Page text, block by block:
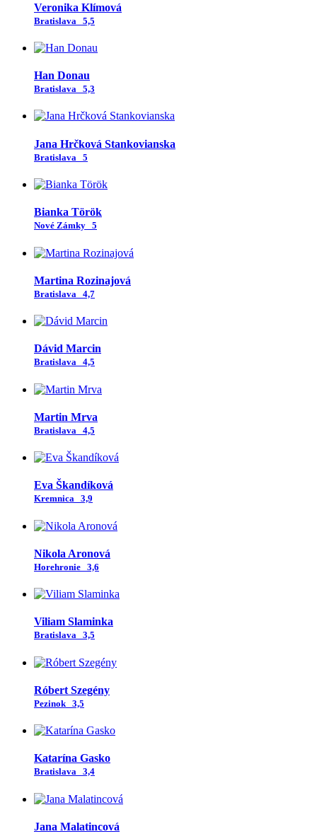
Veronika Klímová
Bratislava 5,5
Han Donau
Bratislava 5,3
Jana Hrčková Stankovianska
Bratislava 5
Bianka Török
Nové Zámky 5
Martina Rozinajová
Bratislava 4,7
Dávid Marcin
Bratislava 4,5
Martin Mrva
Bratislava 4,5
Eva Škandíková
Kremnica 3,9
Nikola Aronová
Horehronie 3,6
Viliam Slaminka
Bratislava 3,5
Róbert Szegény
Pezinok 3,5
Katarína Gasko
Bratislava 3,4
Jana Malatincová